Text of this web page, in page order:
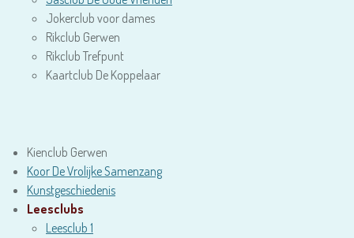
Jokerclub voor dames
Rikclub Gerwen
Rikclub Trefpunt
Kaartclub De Koppelaar
Kienclub Gerwen
Koor De Vrolijke Samenzang
Kunstgeschiedenis
Leesclubs
Leesclub 1